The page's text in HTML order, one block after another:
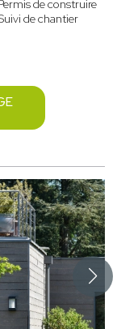
de construire
de chantier